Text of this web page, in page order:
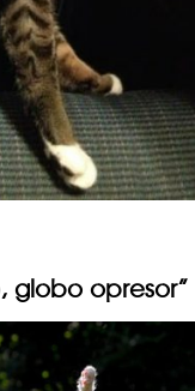
globo opresor”